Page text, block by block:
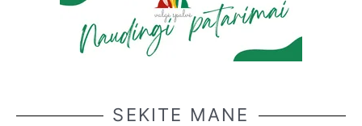
SEKITE MANE